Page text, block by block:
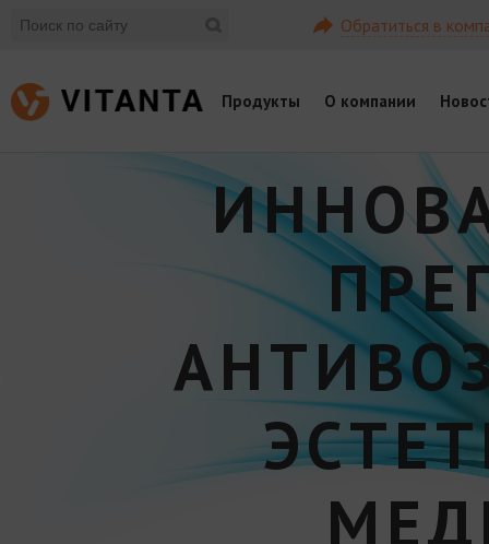
Обратиться в
Продукты О компании